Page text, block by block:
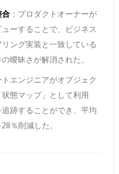
合 ：プロダクトオーナーが
ーすることで、ビジネス
ング実装と一致している
曖昧さが解消された。
トエンジニアがオブジェク
態マップ」として利用
跡することができ、平均
％削減した。